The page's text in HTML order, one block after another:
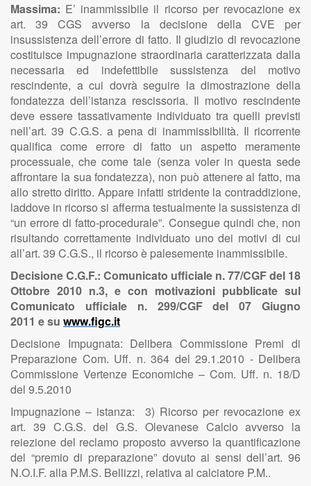
Massima: E’ inammissibile il ricorso per revocazione ex
art. 39 CGS avverso la decisione della CVE per
insussistenza dell’errore di fatto. Il giudizio di revocazione
costituisce impugnazione straordinaria caratterizzata dalla
necessaria ed indefettibile sussistenza del motivo
rescindente, a cui dovrà seguire la dimostrazione della
fondatezza dell’istanza rescissoria. Il motivo rescindente
deve essere tassativamente individuato tra quelli previsti
nell’art. 39 C.G.S. a pena di inammissibilità. Il ricorrente
qualifica come errore di fatto un aspetto meramente
processuale, che come tale (senza voler in questa sede
affrontare la sua fondatezza), non può attenere al fatto, ma
allo stretto diritto. Appare infatti stridente la contraddizione,
laddove in ricorso si afferma testualmente la sussistenza di
“un errore di fatto-procedurale”. Consegue quindi che, non
risultando correttamente individuato uno dei motivi di cui
all’art. 39 C.G.S., il ricorso è palesemente inammissibile.
Decisione C.G.F.: Comunicato ufficiale n. 77/CGF del 18
Ottobre 2010 n.3, e con motivazioni pubblicate sul
Comunicato ufficiale n. 299/CGF del 07 Giugno
2011 e su www.figc.it
Decisione Impugnata: Delibera Commissione Premi di
Preparazione Com. Uff. n. 364 del 29.1.2010 - Delibera
Commissione Vertenze Economiche – Com. Uff. n. 18/D
del 9.5.2010
Impugnazione – istanza: 3) Ricorso per revocazione ex
art. 39 C.G.S. del G.S. Olevanese Calcio avverso la
reiezione del reclamo proposto avverso la quantificazione
del “premio di preparazione” dovuto ai sensi dell’art. 96
N.O.I.F. alla P.M.S. Bellizzi, relativa al calciatore P.M..